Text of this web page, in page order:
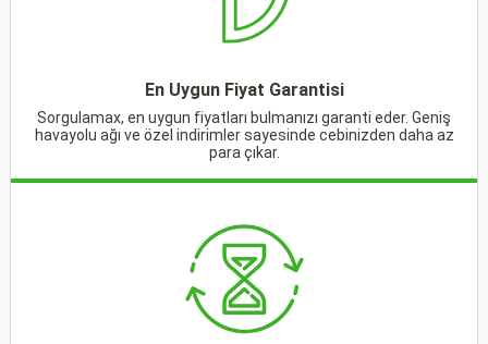
En Uygun Fiyat Garantisi
Sorgulamax, en uygun fiyatları bulmanızı garanti eder. Geniş
havayolu ağı ve özel indirimler sayesinde cebinizden daha az
para çıkar.